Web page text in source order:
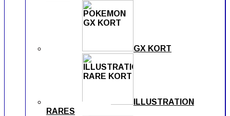
GX KORT
ILLUSTRATION
RARES